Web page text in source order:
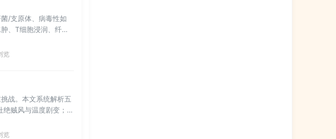
/支原体、病毒性如
、T细胞浸润、纤毛
化的因果关系，并强
览
战。本文系统解析五
贼风与温度剧变；
VE/B族）及钙磷供
览